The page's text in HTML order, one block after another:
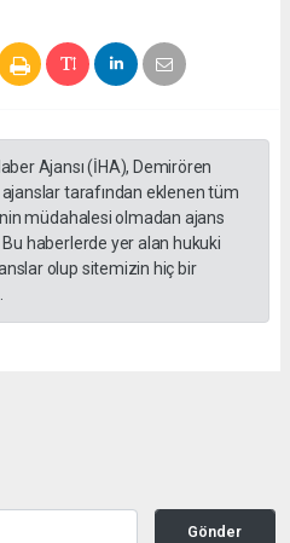
Ajansı (İHA), Demirören
ajanslar tarafından eklenen tüm
müdahalesi olmadan ajans
haberlerde yer alan hukuki
olup sitemizin hiç bir
Gönder